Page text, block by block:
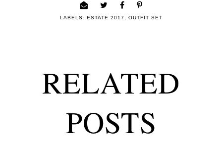
LABELS: ESTATE 2017 OUTFIT SET
RELATED
POSTS